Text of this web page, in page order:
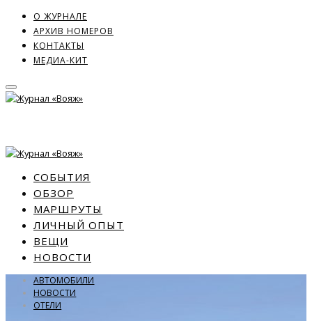
О ЖУРНАЛЕ
АРХИВ НОМЕРОВ
КОНТАКТЫ
МЕДИА-КИТ
СОБЫТИЯ
ОБЗОР
МАРШРУТЫ
ЛИЧНЫЙ ОПЫТ
ВЕЩИ
НОВОСТИ
АВТОМОБИЛИ
НОВОСТИ
ОТЕЛИ